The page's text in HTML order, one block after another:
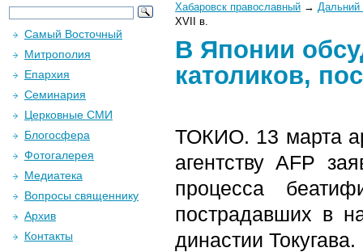
Хабаровск православный → Дальний
XVII в.
В Японии
католиков,
ТОКИО. 13 марта
агентству AFP
процесса
пострадавших в
династии Токугава.
Самый Восточный
Митрополия
Епархия
Семинария
Церковные СМИ
Блогосфера
Фотогалерея
Медиатека
Вопросы священнику
Архив
Контакты